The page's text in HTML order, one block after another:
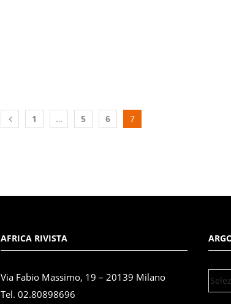
1 … 5 6 7
AFRICA RIVISTA
Via Fabio Massimo, 19 – 20139 Milano
Tel. 02.80898696